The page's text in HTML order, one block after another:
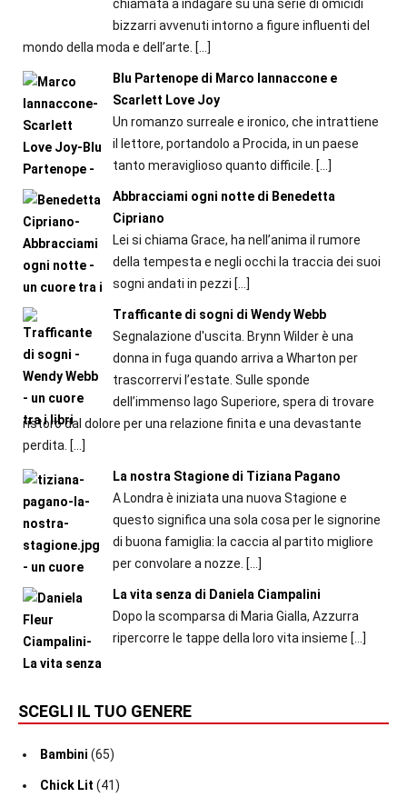
chiamata a indagare su una serie di omicidi
bizzarri avvenuti intorno a figure influenti del
mondo della moda e dell’arte. […]
Blu Partenope di Marco Iannaccone e
Scarlett Love Joy
Un romanzo surreale e ironico, che intrattiene
il lettore, portandolo a Procida, in un paese
tanto meraviglioso quanto difficile. […]
Abbracciami ogni notte di Benedetta
Cipriano
Lei si chiama Grace, ha nell’anima il rumore
della tempesta e negli occhi la traccia dei suoi
sogni andati in pezzi […]
Trafficante di sogni di Wendy Webb
Segnalazione d'uscita. Brynn Wilder è una
donna in fuga quando arriva a Wharton per
trascorrervi l’estate. Sulle sponde
dell’immenso lago Superiore, spera di trovare
ristoro dal dolore per una relazione finita e una devastante
perdita. […]
La nostra Stagione di Tiziana Pagano
A Londra è iniziata una nuova Stagione e
questo significa una sola cosa per le signorine
di buona famiglia: la caccia al partito migliore
per convolare a nozze. […]
La vita senza di Daniela Ciampalini
Dopo la scomparsa di Maria Gialla, Azzurra
ripercorre le tappe della loro vita insieme […]
SCEGLI IL TUO GENERE
Bambini (65)
Chick Lit (41)